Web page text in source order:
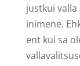
justkui
inimene.
ent kui sa